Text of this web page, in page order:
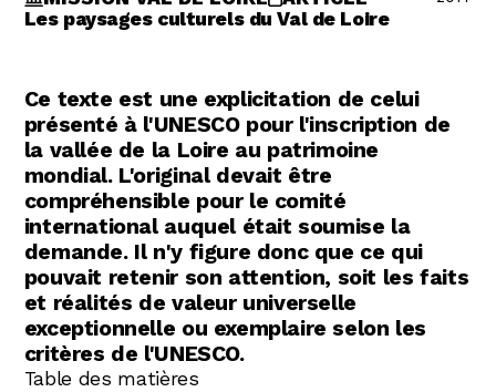
Les paysages culturels du Val de Loire
Ce texte est une explicitation de celui
présenté à l'UNESCO pour l'inscription de
la vallée de la Loire au patrimoine
mondial. L'original devait être
compréhensible pour le comité
international auquel était soumise la
demande. Il n'y figure donc que ce qui
pouvait retenir son attention, soit les faits
et réalités de valeur universelle
exceptionnelle ou exemplaire selon les
critères de l'UNESCO.
Table des matières
Abonnez-vous !
patrimoine mondial délivrées directement
dans votre boîte mail.